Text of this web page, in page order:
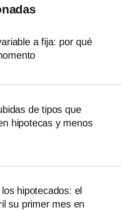
a fija: por qué
de tipos que
hipotecas y menos
hipotecados: el
su primer mes en